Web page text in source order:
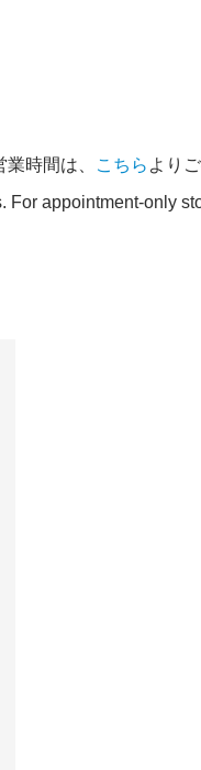
時間は、 こちら より
For appointment-only